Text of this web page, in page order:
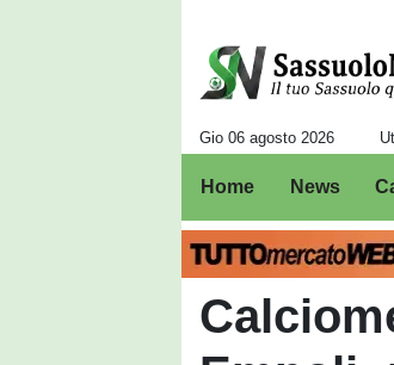
Gio 06 agosto 2026
Home News